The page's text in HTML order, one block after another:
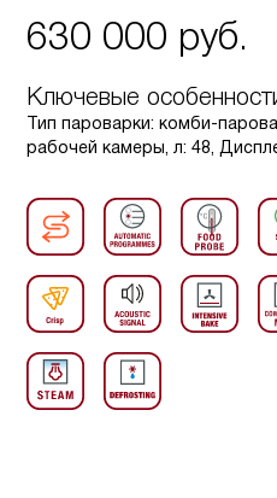
630 000 руб.
Ключевые
Тип пароварки: комби-
рабочей камеры, л: 48,